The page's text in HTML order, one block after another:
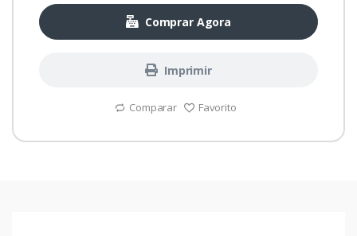
Comprar Agora
Imprimir
Comparar Favorito